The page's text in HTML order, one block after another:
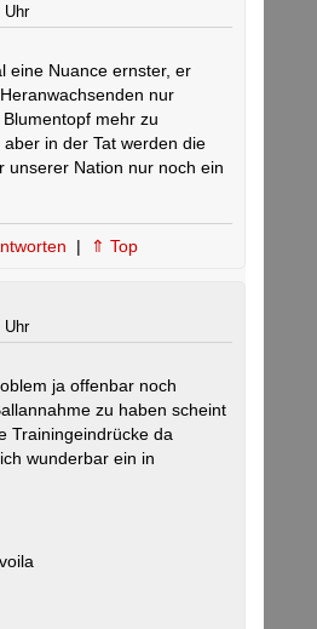
Uhr
eine Nuance ernster, er
nur
mehr zu
in der Tat werden die
unserer Nation nur noch ein
| ⇑ Top
Uhr
ja offenbar noch
zu haben scheint
Trainingeindrücke da
wunderbar ein in